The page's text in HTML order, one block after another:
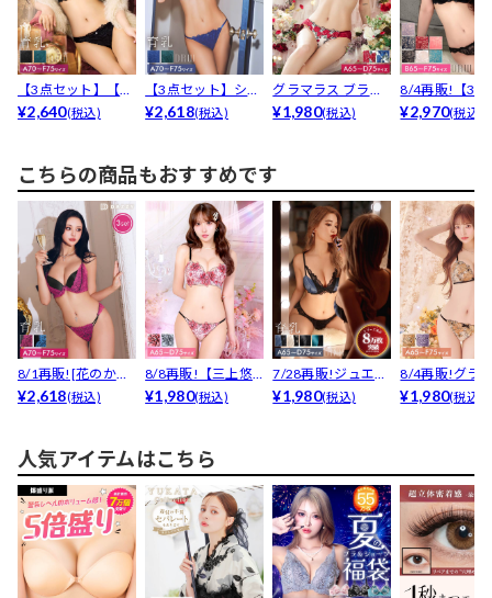
【3点セット】【三
上悠亜着用】ビュ
¥2,640(税込)
【3点セット】シッ
クフラワークロス
¥2,618(税込)
グラマラス ブライ
トフラワーブラジ
¥1,980(税込)
8/4再販!【3点
ト】【三上悠
¥2,970(税込)
こちらの商品もおすすめです
8/1再販![花のか乃
着用]【3点セッ...
¥2,618(税込)
8/8再販!【三上悠
亜着用】ブルーミ
¥1,980(税込)
7/28再販!ジュエリ
ーサテンレース育...
¥1,980(税込)
8/4再販!グラ
スローズブル
¥1,980(税込)
人気アイテムはこちら